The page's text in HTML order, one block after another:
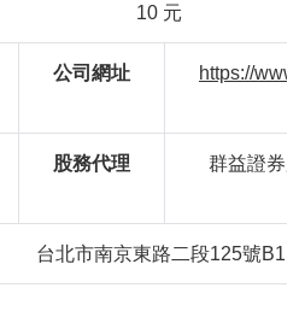
10 元
公司網址 https://
股務代理 群益證券
台北市南京東路二段125號B1